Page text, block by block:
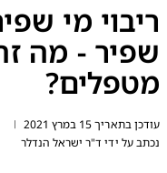
מי שפיר
- מה זה
15 במרץ 2021 |
ידי ד"ר ישראל הנדלר